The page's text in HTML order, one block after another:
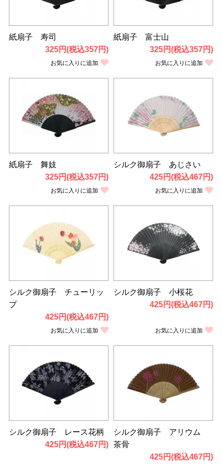
紙扇子 寿司
325円(税込357円)
お気に入りに追加
紙扇子 富士山
325円(税込357円)
お気に入りに追加
紙扇子 舞妓
325円(税込357円)
お気に入りに追加
シルク御扇子 あじさい
425円(税込467円)
お気に入りに追加
シルク御扇子 チューリッ
プ
425円(税込467円)
お気に入りに追加
シルク御扇子 小桜花
425円(税込467円)
お気に入りに追加
シルク御扇子 レース花柄
425円(税込467円)
シルク御扇子 アリウム
茶骨
425円(税込467円)